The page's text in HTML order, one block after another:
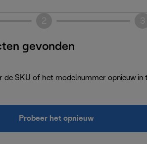
gevonden
de SKU of het modelnummer opnieuw in
Probeer het opnieuw